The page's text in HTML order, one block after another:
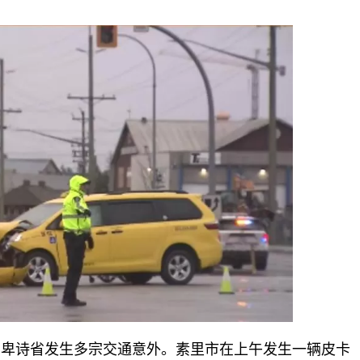
诗省发生多宗交通意外。素里市在上午发生一辆皮卡